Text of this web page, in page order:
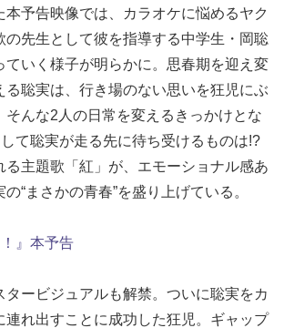
予告映像では、カラオケに悩めるヤク
の先生として彼を指導する中学生・岡聡
ていく様子が明らかに。思春期を迎え変
る聡実は、行き場のない思いを狂児にぶ
んな2人の日常を変えるきっかけとな
して聡実が走る先に待ち受けるものは!?
る主題歌「紅」が、エモーショナル感あ
“まさかの青春”を盛り上げている。
！』本予告
ービジュアルも解禁。ついに聡実をカ
連れ出すことに成功した狂児。ギャップ